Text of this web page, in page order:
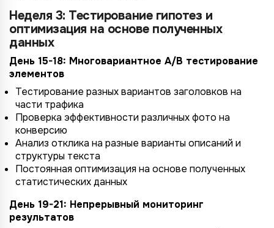
Неделя 3: Тестирование гипотез и
оптимизация на основе полученных
данных
День 15-18: Многовариантное A/B тестирование
элементов
Тестирование разных вариантов заголовков на
части трафика
Проверка эффективности различных фото на
конверсию
Анализ отклика на разные варианты описаний и
структуры текста
Постоянная оптимизация на основе полученных
статистических данных
День 19-21: Непрерывный мониторинг
результатов